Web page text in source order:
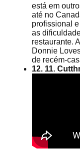
está em
até no
profissional
as
restaurante.
Donnie
de recém-
12. 11.